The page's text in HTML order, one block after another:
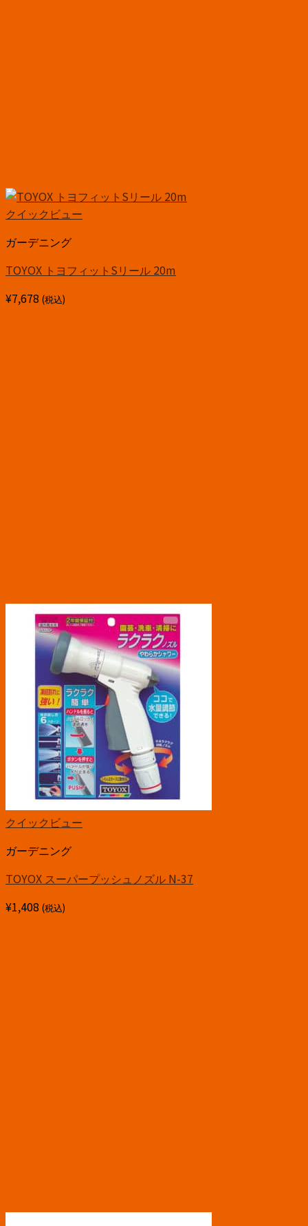
クイックビュー
ガーデニング
TOYOX トヨフィットSリール 20m
¥7,678 (税込)
クイックビュー
ガーデニング
TOYOX スーパープッシュノズル N-37
¥1,408 (税込)